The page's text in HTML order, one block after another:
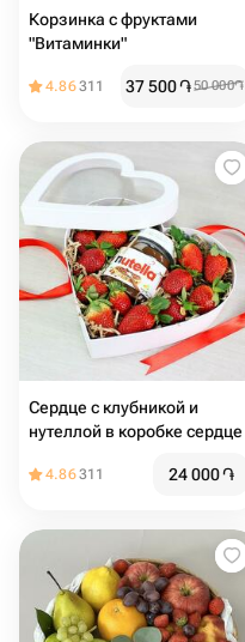
Корзинка с фруктами
"Витаминки"
4.86311 37 500֏50 000֏
Сердце с клубникой и
нутеллой в коробке сердце
4.86311 24 000֏